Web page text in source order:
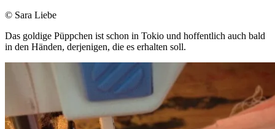
© Sara Liebe
Das goldige Püppchen ist schon in Tokio und hoffentlich auch bald
in den Händen, derjenigen, die es erhalten soll.